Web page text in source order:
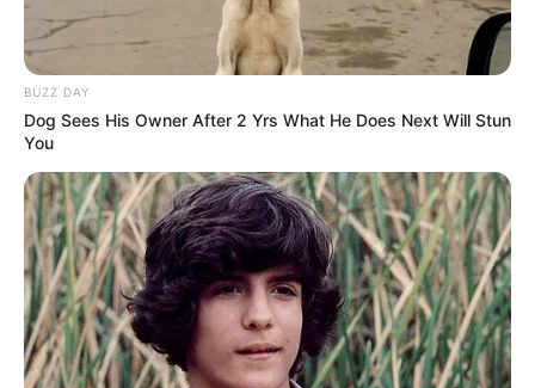
BUZZ DAY
Dog Sees His Owner After 2 Yrs What He Does Next Will Stun
You